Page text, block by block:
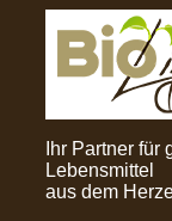
Ihr Partner
Lebensmittel
aus dem